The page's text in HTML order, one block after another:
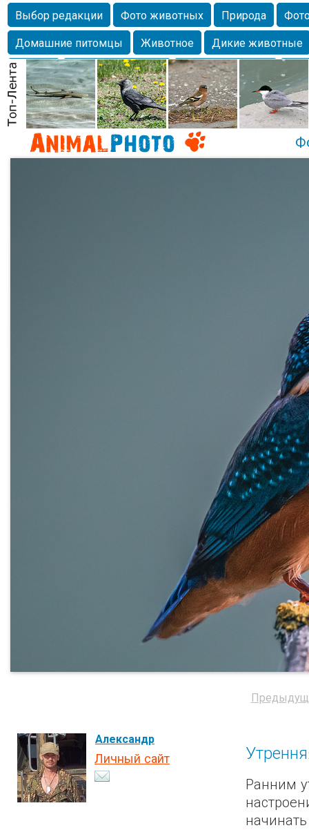
Выбор редакции Фото животных Природа
Домашние питомцы
Животное
Дикие животные
Собаки
Alexanderandronik Млекопитающие
Морда
Собачка Осень Портрет
Домашние
Насекомое
Коты Lebert Дикие птицы Утка
Александр
Личный сайт
Ранним